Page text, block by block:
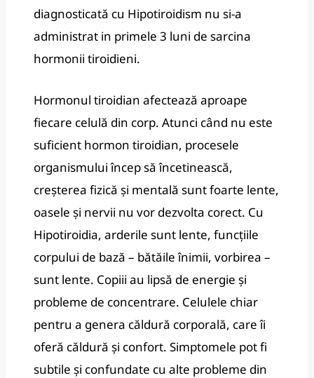
diagnosticată cu Hipotiroidism nu si-a
administrat in primele 3 luni de sarcina
hormonii tiroidieni.
Hormonul tiroidian afectează aproape
fiecare celulă din corp. Atunci când nu este
suficient hormon tiroidian, procesele
organismului încep să încetinească,
creșterea fizică și mentală sunt foarte lente,
oasele și nervii nu vor dezvolta corect. Cu
Hipotiroidia, arderile sunt lente, funcțiile
corpului de bază – bătăile înimii, vorbirea –
sunt lente. Copiii au lipsă de energie și
probleme de concentrare. Celulele chiar
pentru a genera căldură corporală, care îi
oferă căldură și confort. Simptomele pot fi
subtile și confundate cu alte probleme din